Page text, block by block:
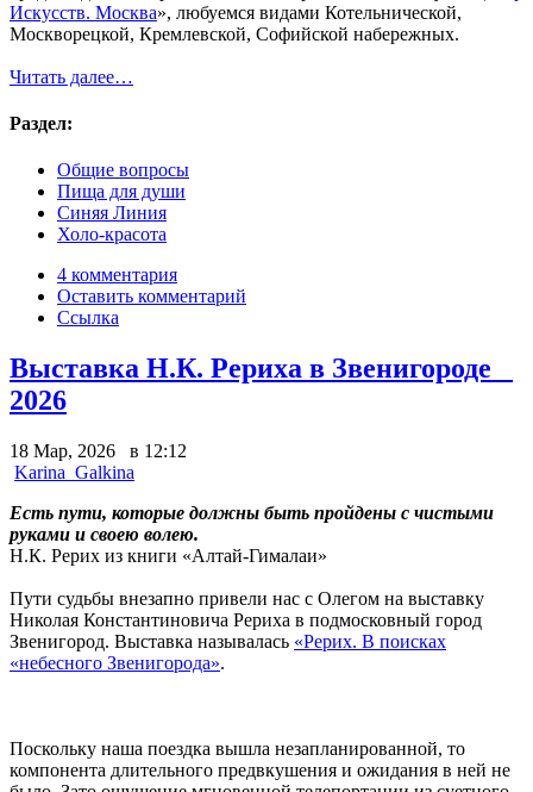
Искусств. Москва», любуемся видами Котельнической,
Москворецкой, Кремлевской, Софийской набережных.
Читать далее…
Раздел:
Общие вопросы
Пища для души
Синяя Линия
Холо-красота
4 комментария
Оставить комментарий
Ссылка
Выставка Н.К. Рериха в Звенигороде _
2026
18 Мар, 2026 в 12:12
Karina_Galkina
Есть пути, которые должны быть пройдены с чистыми
руками и своею волею.
Н.К. Рерих из книги «Алтай-Гималаи»
Пути судьбы внезапно привели нас с Олегом на выставку
Николая Константиновича Рериха в подмосковный город
Звенигород. Выставка называлась «Рерих. В поисках
«небесного Звенигорода».
Поскольку наша поездка вышла незапланированной, то
компонента длительного предвкушения и ожидания в ней не